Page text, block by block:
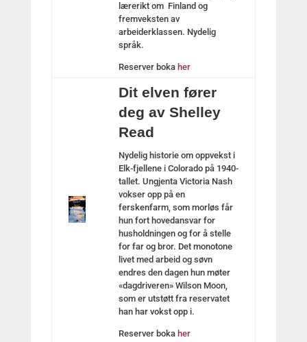
lærerikt om Finland og
fremveksten av
arbeiderklassen. Nydelig
språk.
Reserver boka her
Dit elven fører
deg av Shelley
Read
Nydelig historie om oppvekst i
Elk-fjellene i Colorado på 1940-
tallet. Ungjenta Victoria Nash
vokser opp på en
ferskenfarm, som morløs får
hun fort hovedansvar for
husholdningen og for å stelle
for far og bror. Det monotone
livet med arbeid og søvn
endres den dagen hun møter
«dagdriveren» Wilson Moon,
som er utstøtt fra reservatet
han har vokst opp i.
Reserver boka her